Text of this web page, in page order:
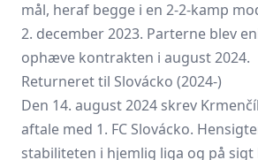
mål, heraf begge i en 2-2-kamp
2. december 2023. Parterne blev
ophæve kontrakten i august 2024.
Returneret til Slovácko (2024-)
Den 14. august 2024 skrev
aftale med 1. FC Slovácko.
stabiliteten i hjemlig liga og på